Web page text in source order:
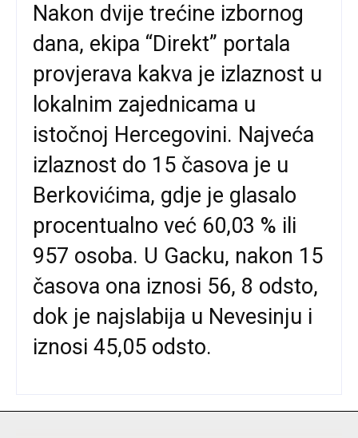
Nakon dvije trećine izbornog
dana, ekipa “Direkt” portala
provjerava kakva je izlaznost u
lokalnim zajednicama u
istočnoj Hercegovini. Najveća
izlaznost do 15 časova je u
Berkovićima, gdje je glasalo
procentualno već 60,03 % ili
957 osoba. U Gacku, nakon 15
časova ona iznosi 56, 8 odsto,
dok je najslabija u Nevesinju i
iznosi 45,05 odsto.